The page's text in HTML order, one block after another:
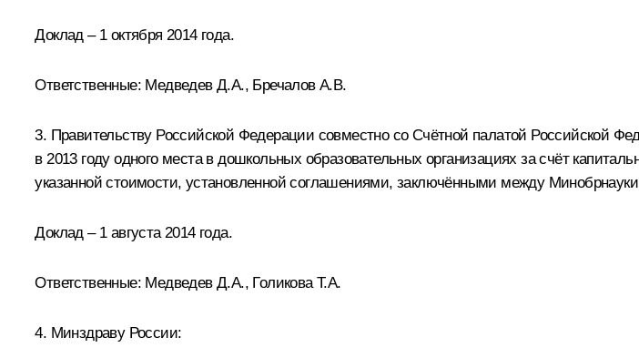
Доклад – 1 октября 2014 года.
Ответственные: Медведев Д.А., Бречалов А.В.
3. Правительству Российской Федерации совместно со Счётной палатой Российской
в 2013 году одного места в дошкольных образовательных организациях за счёт
указанной стоимости, установленной соглашениями, заключёнными между
Доклад – 1 августа 2014 года.
Ответственные: Медведев Д.А., Голикова Т.А.
4. Минздраву России: